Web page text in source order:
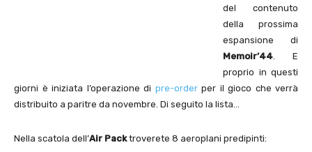
del contenuto
della prossima
espansione di
Memoir’44. E
proprio in questi
giorni è iniziata l’operazione di pre-orderper il gioco che verrà
distribuito a paritre da novembre. Di seguito la lista…
Nella scatola dell’Air Packtroverete 8 aeroplani predipinti: